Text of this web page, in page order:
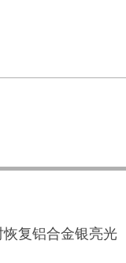
复铝合金银亮光